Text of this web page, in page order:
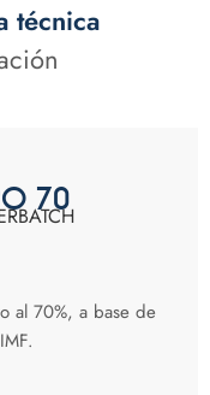
técnica
70
al 70%, a base de